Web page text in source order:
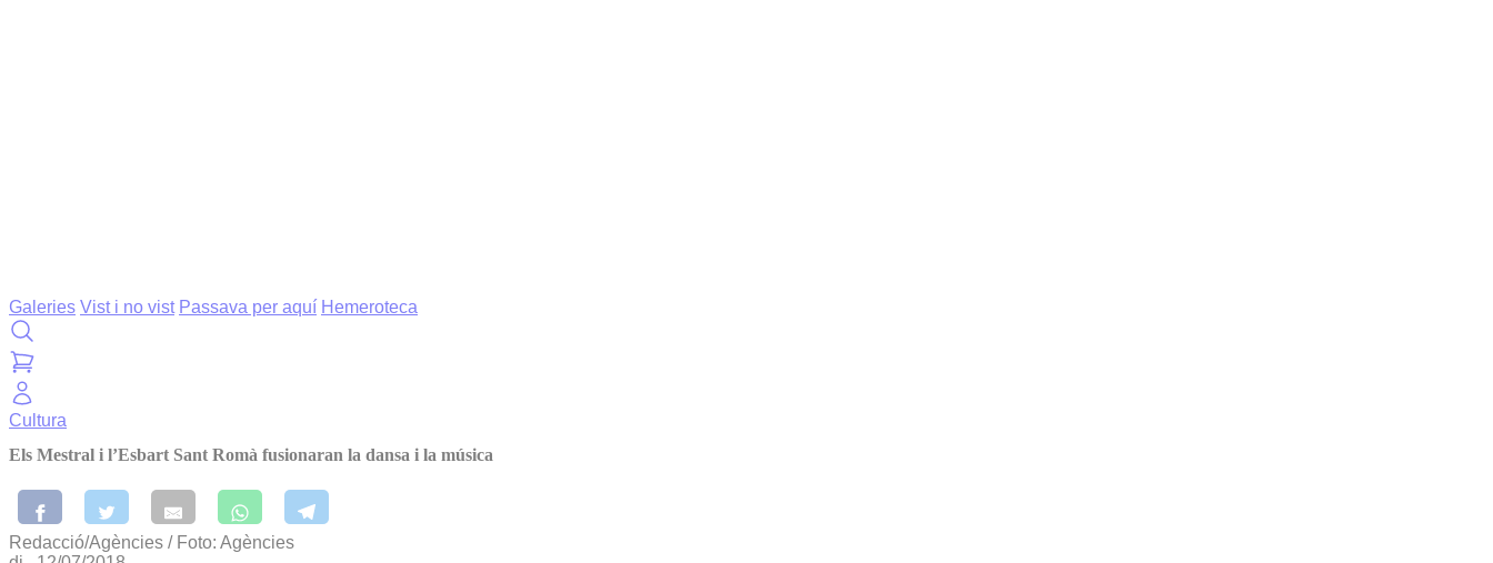
Galeries Vist i no vist Passava per aquí Hemeroteca
Cultura
Els Mestral i l’Esbart Sant Romà fusionaran la dansa i la música
Redacció/Agències / Foto: Agències